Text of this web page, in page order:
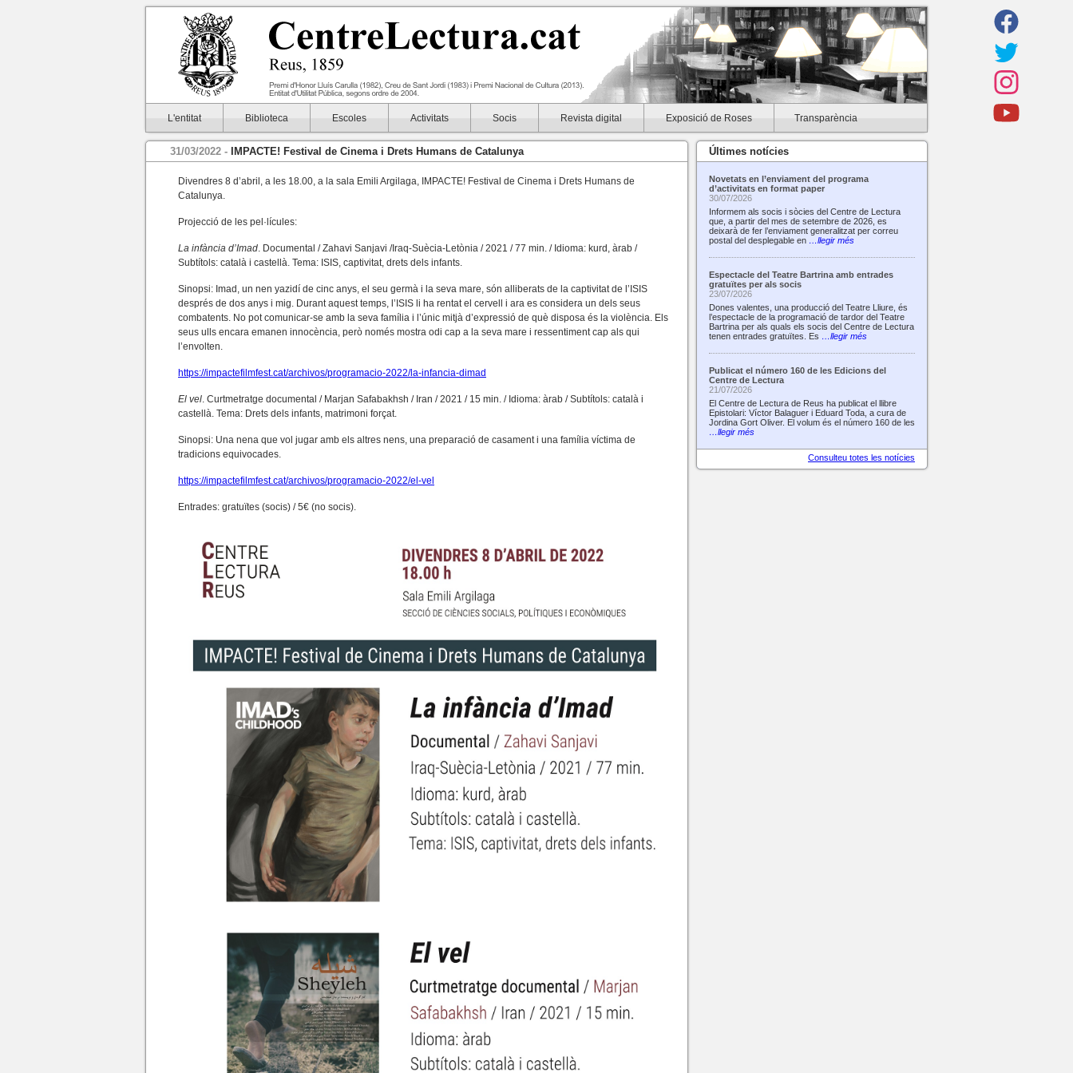
L'entitat Biblioteca Escoles Activitats Socis Revista digital Exposició de Roses Transparència
31/03/2022 - IMPACTE! Festival de Cinema i Drets Humans de Catalunya
Divendres 8 d’abril, a les 18.00, a la sala Emili Argilaga, IMPACTE! Festival de Cinema i Drets Humans de
Catalunya.
Projecció de les pel·lícules:
La infància d’Imad. Documental / Zahavi Sanjavi /Iraq-Suècia-Letònia / 2021 / 77 min. / Idioma: kurd, àrab /
Subtítols: català i castellà. Tema: ISIS, captivitat, drets dels infants.
Sinopsi: Imad, un nen yazidí de cinc anys, el seu germà i la seva mare, són alliberats de la captivitat de l’ISIS
després de dos anys i mig. Durant aquest temps, l’ISIS li ha rentat el cervell i ara es considera un dels seus
combatents. No pot comunicar-se amb la seva família i l’únic mitjà d’expressió de què disposa és la violència. Els
seus ulls encara emanen innocència, però només mostra odi cap a la seva mare i ressentiment cap als qui
l’envolten.
https://impactefilmfest.cat/archivos/programacio-2022/la-infancia-dimad
El vel. Curtmetratge documental / Marjan Safabakhsh / Iran / 2021 / 15 min. / Idioma: àrab / Subtítols: català i
castellà. Tema: Drets dels infants, matrimoni forçat.
Sinopsi: Una nena que vol jugar amb els altres nens, una preparació de casament i una família víctima de
tradicions equivocades.
https://impactefilmfest.cat/archivos/programacio-2022/el-vel
Entrades: gratuïtes (socis) / 5€ (no socis).
Últimes notícies
Novetats en l’enviament del programa
d’activitats en format paper
30/07/2026
Informem als socis i sòcies del Centre de Lectura
que, a partir del mes de setembre de 2026, es
deixarà de fer l’enviament generalitzat per correu
postal del desplegable en …llegir més
Espectacle del Teatre Bartrina amb entrades
gratuïtes per als socis
23/07/2026
Dones valentes, una producció del Teatre Lliure, és
l’espectacle de la programació de tardor del Teatre
Bartrina per als quals els socis del Centre de Lectura
tenen entrades gratuïtes. Es …llegir més
Publicat el número 160 de les Edicions del
Centre de Lectura
21/07/2026
El Centre de Lectura de Reus ha publicat el llibre
Epistolari: Víctor Balaguer i Eduard Toda, a cura de
Jordina Gort Oliver. El volum és el número 160 de les
…llegir més
Consulteu totes les notícies